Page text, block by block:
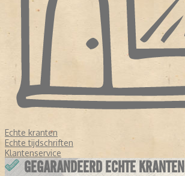
Echte kranten
Echte tijdschriften
Klantenservice
GEGARANDEERD ECHTE KRANTEN